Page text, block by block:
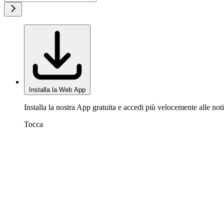
Installa la Web App
Installa la nostra App gratuita e accedi più velocemente alle
Tocca